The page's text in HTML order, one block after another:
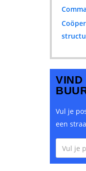
VIND
Vul je
een